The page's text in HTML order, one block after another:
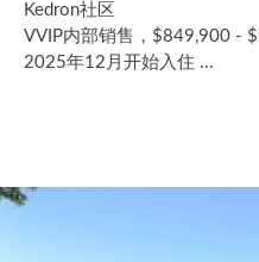
Kedron社区
VVIP内部销售，$849,900 -
2025年12月开始入住 ...